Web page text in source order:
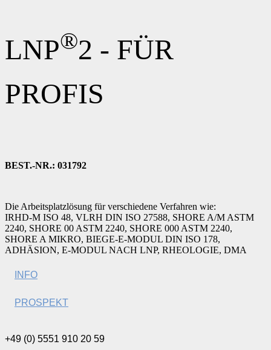
LNP®2 - FÜR
PROFIS
BEST.-NR.: 031792
Die Arbeitsplatzlösung für verschiedene Verfahren wie:
IRHD-M ISO 48, VLRH DIN ISO 27588, SHORE A/M ASTM
2240, SHORE 00 ASTM 2240, SHORE 000 ASTM 2240,
SHORE A MIKRO, BIEGE-E-MODUL DIN ISO 178,
ADHÄSION, E-MODUL NACH LNP, RHEOLOGIE, DMA
INFO
PROSPEKT
+49 (0) 5551 910 20 59